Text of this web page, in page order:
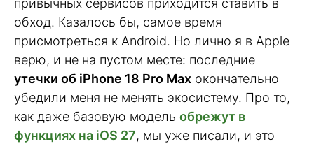
привычных сервисов приходится ставить в
обход. Казалось бы, самое время
присмотреться к Android. Но лично я в Apple
верю, и не на пустом месте: последние
утечки об iPhone 18 Pro Max окончательно
убедили меня не менять экосистему. Про то,
как даже базовую модель обрежут в
функциях на iOS 27, мы уже писали, и это